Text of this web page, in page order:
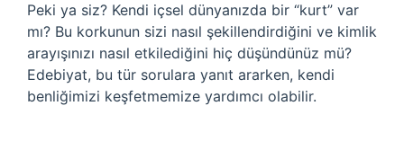
Peki ya siz? Kendi içsel dünyanızda bir “kurt” var
mı? Bu korkunun sizi nasıl şekillendirdiğini ve kimlik
arayışınızı nasıl etkilediğini hiç düşündünüz mü?
Edebiyat, bu tür sorulara yanıt ararken, kendi
benliğimizi keşfetmemize yardımcı olabilir.